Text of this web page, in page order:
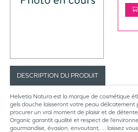
DESCRIPTION DU PRODUIT
Helvetia Natura est la marque de cosmétique
gels douche laisseront votre peau délicatement
procurer un vrai moment de plaisir et de
Organic garantit qualité et respect de
gourmandise, évasion, envoutant, ... laissez